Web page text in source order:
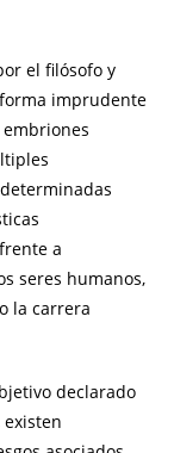
el filósofo y
imprudente
a
seres humanos,
la carrera
declarado